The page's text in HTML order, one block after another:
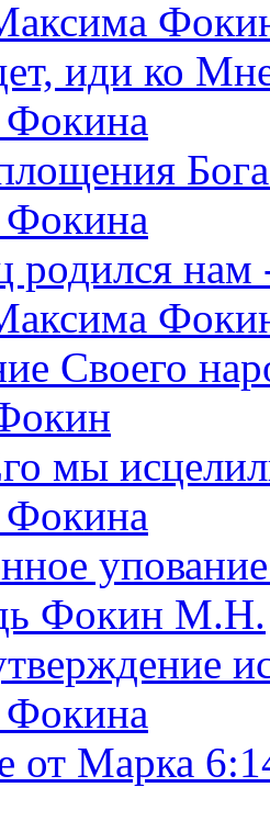
иди ко
родился
Своего
мы
Фокин М.Н.
от Марка